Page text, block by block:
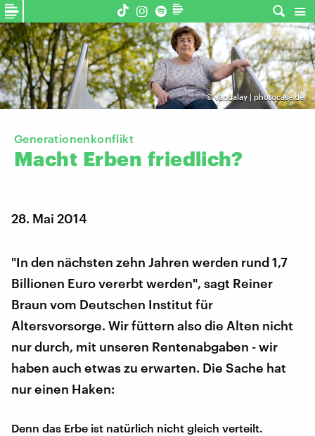
©vandalay | photocase.de
Generationenkonflikt
Macht Erben friedlich?
28. Mai 2014
"In den nächsten zehn Jahren werden rund 1,7
Billionen Euro vererbt werden", sagt Reiner
Braun vom Deutschen Institut für
Altersvorsorge. Wir füttern also die Alten nicht
nur durch, mit unseren Rentenabgaben - wir
haben auch etwas zu erwarten. Die Sache hat
nur einen Haken:
Denn das Erbe ist natürlich nicht gleich verteilt.